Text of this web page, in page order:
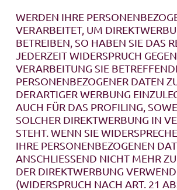
WERDEN IHRE
VERARBEITET, UM
BETREIBEN, SO HABEN SIE DAS
JEDERZEIT WIDERSPRUCH
VERARBEITUNG SIE
PERSONENBEZOGENER DATEN
DERARTIGER WERBUNG
AUCH FÜR DAS PROFILING,
SOLCHER DIREKTWERBUNG IN
STEHT. WENN SIE
IHRE PERSONENBEZOGENEN
ANSCHLIESSEND NICHT MEHR
DER DIREKTWERBUNG
(WIDERSPRUCH NACH ART. 21